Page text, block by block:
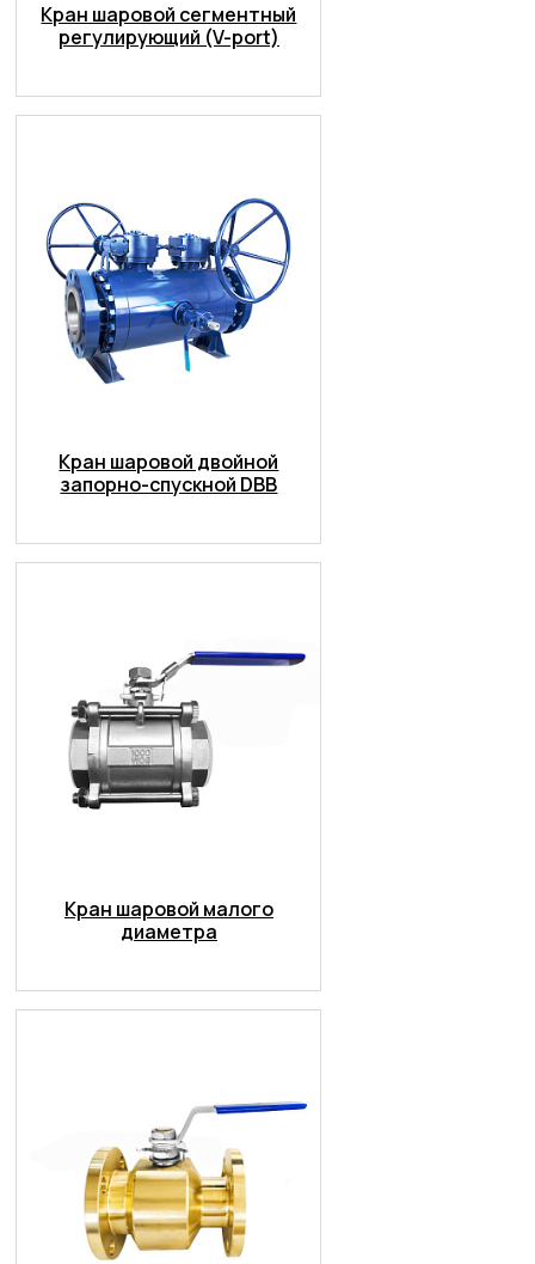
Кран шаровой сегментный
регулирующий (V-port)
Кран шаровой двойной
запорно-спускной DBB
Кран шаровой малого
диаметра